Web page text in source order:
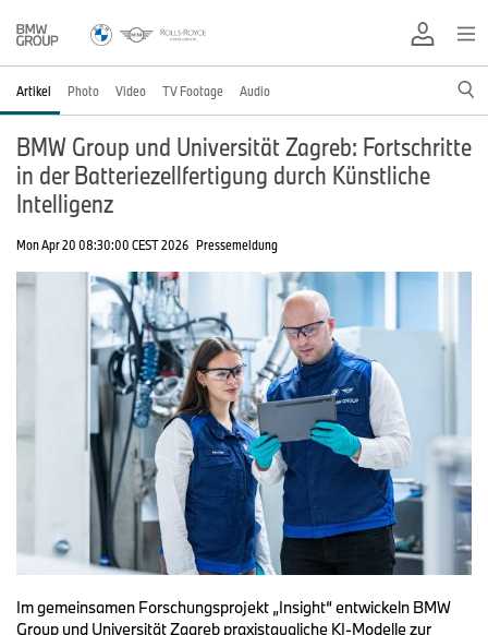
Artikel Photo Video TV Footage Audio
BMW Group und Universität Zagreb: Fortschritte
in der Batteriezellfertigung durch Künstliche
Intelligenz
Mon Apr 20 08:30:00 CEST 2026 Pressemeldung
Im gemeinsamen Forschungsprojekt „Insight“ entwickeln BMW
Group und Universität Zagreb praxistaugliche KI-Modelle zur